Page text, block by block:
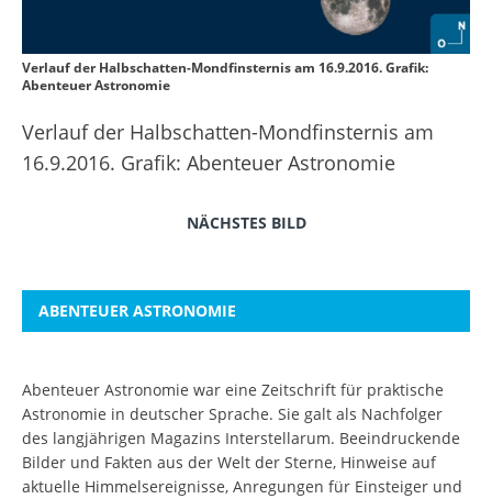
Verlauf der Halbschatten-Mondfinsternis am 16.9.2016. Grafik:
Abenteuer Astronomie
Verlauf der Halbschatten-Mondfinsternis am
16.9.2016. Grafik: Abenteuer Astronomie
NÄCHSTES BILD
ABENTEUER ASTRONOMIE
Abenteuer Astronomie war eine Zeitschrift für praktische
Astronomie in deutscher Sprache. Sie galt als Nachfolger
des langjährigen Magazins Interstellarum. Beeindruckende
Bilder und Fakten aus der Welt der Sterne, Hinweise auf
aktuelle Himmelsereignisse, Anregungen für Einsteiger und